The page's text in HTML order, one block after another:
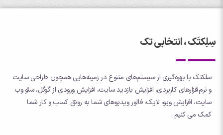
سِلِکتَک ، انتخابی تک
سلکتک با بهره‌گیری از سیستم‌های متنوع در زمینه‌هایی همچون طراحی سایت
و نرم‌افزارهای کاربردی، افزایش بازدید سایت، افزایش ورودی از گوگل، سئو وب
سایت، افزایش ویو، لایک، فالور ویدیوهای شما به رونق کسب و کار شما
کمک می کنیم .